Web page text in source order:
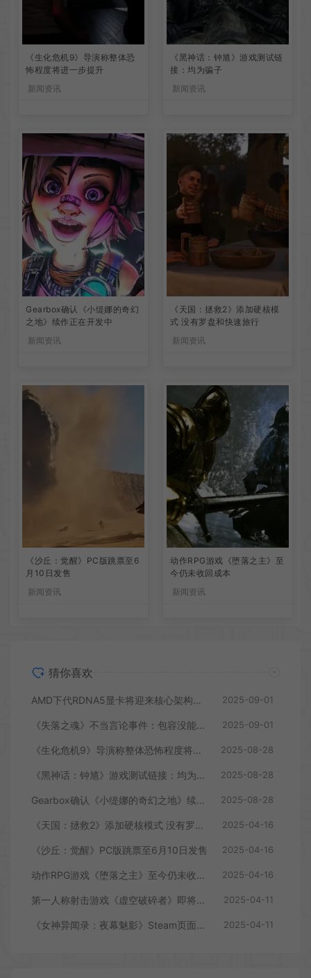
《生化危机9》导演称整体恐
怖程度将进一步提升
新闻资讯
《黑神话：钟馗》游戏测试链
接：均为骗子
新闻资讯
Gearbox确认《小缇娜的奇幻
之地》续作正在开发中
新闻资讯
《天国：拯救2》添加硬核模
式 没有罗盘和快速旅行
新闻资讯
《沙丘：觉醒》PC版跳票至6
月10日发售
新闻资讯
动作RPG游戏《堕落之主》至
今仍未收回成本
新闻资讯
猜你喜欢
AMD下代RDNA5显卡将迎来核心架构大幅升级 2025-09-01
《失落之魂》不当言论事件：包容没能消解过激言论 2025-09-01
《生化危机9》导演称整体恐怖程度将进一步提升 2025-08-28
《黑神话：钟馗》游戏测试链接：均为骗子 2025-08-28
Gearbox确认《小缇娜的奇幻之地》续作正在开发中 2025-08-28
《天国：拯救2》添加硬核模式 没有罗盘和快速旅行 2025-04-16
《沙丘：觉醒》PC版跳票至6月10日发售 2025-04-16
动作RPG游戏《堕落之主》至今仍未收回成本 2025-04-16
第一人称射击游戏《虚空破碎者》即将多平台上线 2025-04-11
《女神异闻录：夜幕魅影》Steam页面上线 2025-04-11